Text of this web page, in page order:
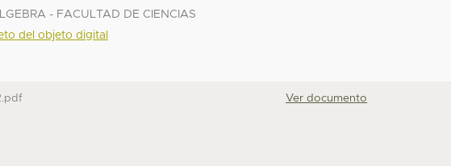
- FACULTAD DE CIENCIAS
del objeto digital
Ver documento